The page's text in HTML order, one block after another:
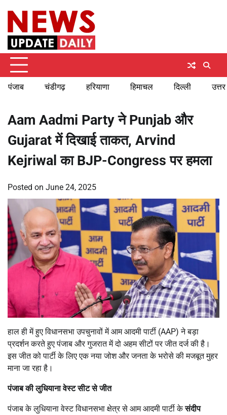
content
पंजाब चंडीगढ़ हरियाणा हिमाचल दिल्ली
Aam Aadmi Party ने Punjab और
Gujarat में दिखाई ताकत, Arvind
Kejriwal का BJP-Congress पर हमला
Posted on June 24, 2025
हाल ही में हुए विधानसभा उपचुनावों में आम आदमी पार्टी (AAP) ने बड़ा
प्रदर्शन करते हुए पंजाब और गुजरात में दो अहम सीटों पर जीत दर्ज की है।
इस जीत को पार्टी के लिए एक नया जोश और जनता के भरोसे की मजबूत मुहर
माना जा रहा है।
पंजाब की लुधियाना वेस्ट सीट से जीत
पंजाब के लुधियाना वेस्ट विधानसभा क्षेत्र से आम आदमी पार्टी केसंदीप